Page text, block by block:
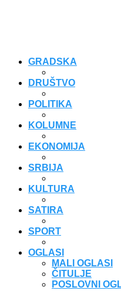
GRADSKA
DRUŠTVO
POLITIKA
KOLUMNE
EKONOMIJA
SRBIJA
KULTURA
SATIRA
SPORT
OGLASI
MALI OGLASI
ČITULJE
POSLOVNI